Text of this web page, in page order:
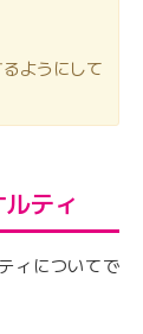
ようにして
ティ
ィについてで